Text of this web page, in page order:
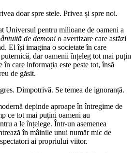
doar spre stele. Privea și spre noi.
Universul pentru milioane de oameni a
de demoni o avertizare care astăzi
El își imagina o societate în care
dar oamenii înțeleg tot mai puțin
care informația este peste tot, însă
de găsit.
Dimpotrivă. Se temea de ignoranță.
depinde aproape în întregime de
ce tot mai puțini oameni au
a le înțelege. Într-un asemenea
în mâinile unui număr mic de
ai propriului viitor.